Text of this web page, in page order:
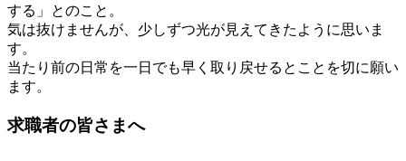
する」とのこと。
気は抜けませんが、少しずつ光が見えてきたように思いま
す。
当たり前の日常を一日でも早く取り戻せるとことを切に願い
ます。
求職者の皆さまへ